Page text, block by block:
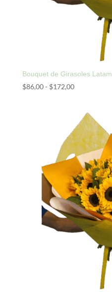
Bouquet de Girasoles Latam
$86,00- $172,00Rango
desde
$86,00
hasta
$172,00